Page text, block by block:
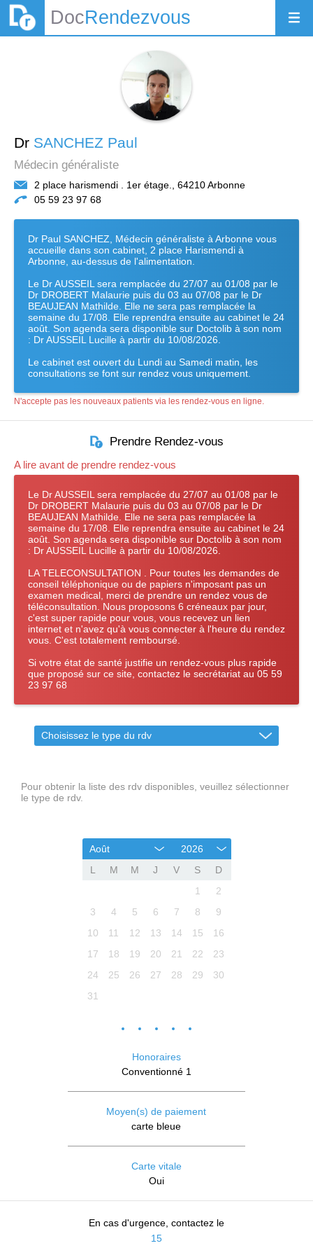
DocRendezvous
Dr SANCHEZ Paul
Médecin généraliste
2 place harismendi . 1er étage., 64210 Arbonne
05 59 23 97 68
Dr Paul SANCHEZ, Médecin généraliste à Arbonne vous
accueille dans son cabinet, 2 place Harismendi à
Arbonne, au-dessus de l'alimentation.
Le Dr AUSSEIL sera remplacée du 27/07 au 01/08 par le
Dr DROBERT Malaurie puis du 03 au 07/08 par le Dr
BEAUJEAN Mathilde. Elle ne sera pas remplacée la
semaine du 17/08. Elle reprendra ensuite au cabinet le 24
août. Son agenda sera disponible sur Doctolib à son nom
: Dr AUSSEIL Lucille à partir du 10/08/2026.
Le cabinet est ouvert du Lundi au Samedi matin, les
consultations se font sur rendez vous uniquement.
N'accepte pas les nouveaux patients via les rendez-vous en ligne.
Prendre Rendez-vous
A lire avant de prendre rendez-vous
Le Dr AUSSEIL sera remplacée du 27/07 au 01/08 par le
Dr DROBERT Malaurie puis du 03 au 07/08 par le Dr
BEAUJEAN Mathilde. Elle ne sera pas remplacée la
semaine du 17/08. Elle reprendra ensuite au cabinet le 24
août. Son agenda sera disponible sur Doctolib à son nom
: Dr AUSSEIL Lucille à partir du 10/08/2026.
LA TELECONSULTATION . Pour toutes les demandes de
conseil téléphonique ou de papiers n'imposant pas un
examen medical, merci de prendre un rendez vous de
téléconsultation. Nous proposons 6 créneaux par jour,
c'est super rapide pour vous, vous recevez un lien
internet et n'avez qu'à vous connecter à l'heure du rendez
vous. C'est totalement remboursé.
Si votre état de santé justifie un rendez-vous plus rapide
que proposé sur ce site, contactez le secrétariat au 05 59
23 97 68
Choisissez le type du rdv
Pour obtenir la liste des rdv disponibles, veuillez sélectionner
le type de rdv.
Août
2026
L
M M J V S
D
1
2
3
4 5 6 7 8
9
10
11 12 13 14 15
16
17
18 19 20 21 22
23
24
25 26 27 28 29
30
31
Honoraires
Conventionné 1
Moyen(s) de paiement
carte bleue
Carte vitale
Oui
En cas d'urgence, contactez le
15